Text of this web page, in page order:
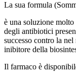
La sua formula
è una soluzione
degli antibiotici
successo contro la
inibitore della
Il farmaco è